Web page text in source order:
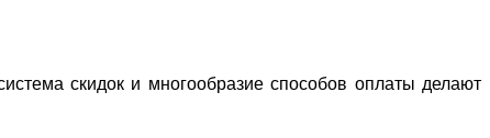
скидок и многообразие способов оплаты делают